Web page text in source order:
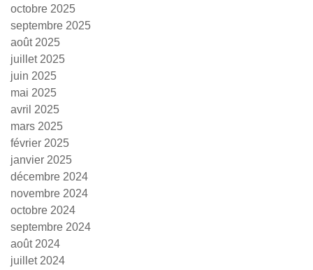
octobre 2025
septembre 2025
août 2025
juillet 2025
juin 2025
mai 2025
avril 2025
mars 2025
février 2025
janvier 2025
décembre 2024
novembre 2024
octobre 2024
septembre 2024
août 2024
juillet 2024